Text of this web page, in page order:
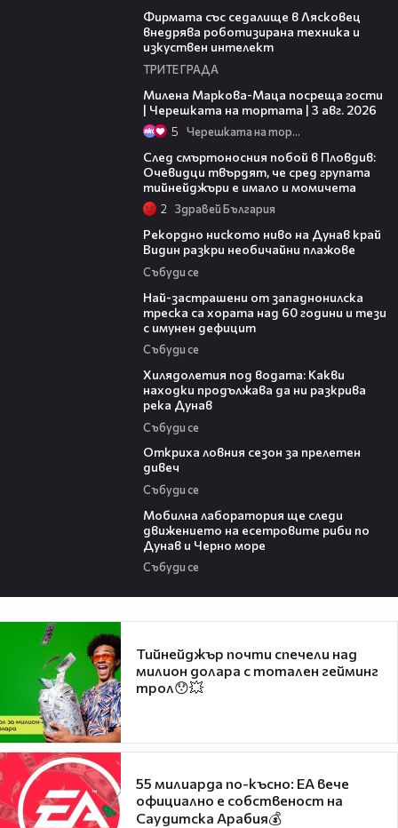
Фирмата със седалище в Лясковец
внедрява роботизирана техника и
изкуствен интелект
ТРИТЕ ГРАДА
Милена Маркова-Маца посреща гости
| Черешката на тортата | 3 авг. 2026
5 Черешката на тортата
След смъртоносния побой в Пловдив:
Очевидци твърдят, че сред групата
тийнейджъри е имало и момичета
2 Здравей България
Рекордно ниското ниво на Дунав край
Видин разкри необичайни плажове
Събуди се
Най-застрашени от западнонилска
треска са хората над 60 години и тези
с имунен дефицит
Събуди се
Хилядолетия под водата: Какви
находки продължава да ни разкрива
река Дунав
Събуди се
Откриха ловния сезон за прелетен
дивеч
Събуди се
Мобилна лаборатория ще следи
движението на есетровите риби по
Дунав и Черно море
Събуди се
Тийнейджър почти спечели над
милион долара с тотален гейминг
трол😯💥
55 милиарда по-късно: EA вече
официално е собственост на
Саудитска Арабия💰